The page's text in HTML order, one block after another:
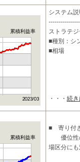
累積利益率
システム
ストラテ
■種別：シ
■相場
・・・ 続
累積利益率
■ 寄り付
優位性の
場区分に